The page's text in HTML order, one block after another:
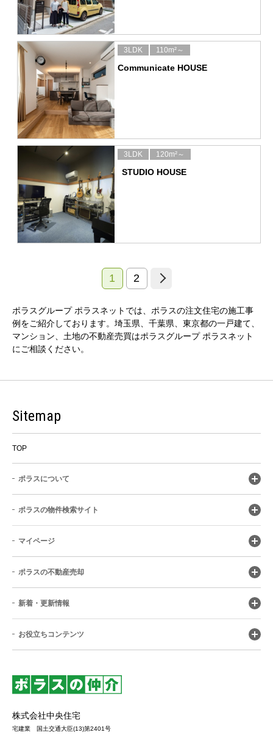
3LDK 110m²～
Communicate HOUSE
3LDK 120m²～
STUDIO HOUSE
1 2
ポラスグループ ポラスネットでは、ポラスの注文住宅の施工事
例をご紹介しております。埼玉県、千葉県、東京都の一戸建て、
マンション、土地の不動産売買はポラスグループ ポラスネット
にご相談ください。
Sitemap
TOP
ポラスについて
ポラスの物件検索サイト
マイページ
ポラスの不動産売却
新着・更新情報
お役立ちコンテンツ
株式会社中央住宅
宅建業 国土交通大臣(13)第2401号